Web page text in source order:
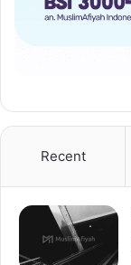
Recent